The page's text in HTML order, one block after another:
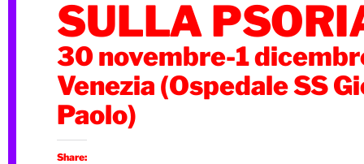
SULLA
30 novembre-1
Venezia (Ospedale SS
Paolo)
Share: